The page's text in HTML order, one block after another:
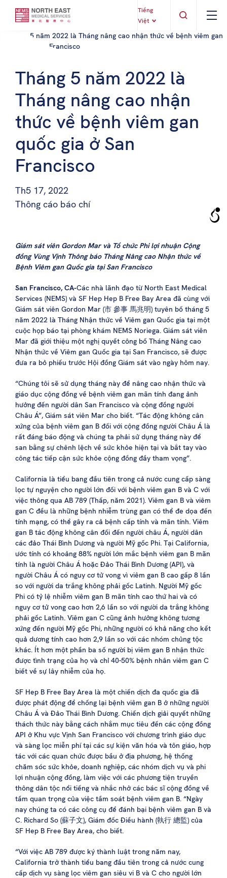
Tiếng
Việt
Tháng 5 năm 2022 là
Tháng nâng cao nhận
thức về bệnh viêm gan
quốc gia ở San
Francisco
Th5 17, 2022
Thông cáo báo chí
Giám sát viên Gordon Mar và Tổ chức Phi lợi nhuận Cộng
đồng Vùng Vịnh Thông báo Tháng Nâng cao Nhận thức về
Bệnh Viêm gan Quốc gia tại San Francisco
San Francisco, CA-Các nhà lãnh đạo từ North East Medical
Services (NEMS) và SF Hep Hep B Free Bay Area đã cùng với
Giám sát viên Gordon Mar (市 參事 馬兆明) tuyên bố tháng 5
năm 2022 là Tháng Nhận thức về Viêm gan Quốc gia tại một
cuộc họp báo tại phòng khám NEMS Noriega. Giám sát viên
Mar đã giới thiệu một nghị quyết công bố Tháng Nâng cao
Nhận thức về Viêm gan Quốc gia tại San Francisco, sẽ được
đưa ra bỏ phiếu trước Hội đồng Giám sát vào ngày hôm nay.
“Chúng tôi sẽ sử dụng tháng này để nâng cao nhận thức và
giáo dục cộng đồng về bệnh viêm gan mãn tính đang ảnh
hưởng đến người dân San Francisco và cộng đồng người
Châu Á”, Giám sát viên Mar cho biết. “Tác động không cân
xứng của bệnh viêm gan B đối với cộng đồng người Châu Á là
rất đáng báo động và chúng ta phải sử dụng tháng này để
san bằng sự chênh lệch về sức khỏe hiện tại và bắt tay vào
công tác tiếp cận sức khỏe cộng đồng đầy tham vọng”.
California là tiểu bang đầu tiên trong cả nước cung cấp sàng
lọc tự nguyện cho người lớn đối với bệnh viêm gan B và C với
việc thông qua AB 789 (Thấp, năm 2021). Viêm gan B và viêm
gan C đều là những bệnh nhiễm trùng gan có thể đe dọa đến
tính mạng, có thể gây ra cả bệnh cấp tính và mãn tính. Viêm
gan B tác động không cân đối đến người châu Á, người dân
các đảo Thái Bình Dương và người Mỹ gốc Phi. Tại California,
ước tính có khoảng 88% người lớn mắc bệnh viêm gan B mãn
tính là người Châu Á hoặc Đảo Thái Bình Dương (API), và
người Châu Á có nguy cơ tử vong vì viêm gan B cao gấp 8 lần
so với người da trắng không phải gốc Latinh. Người Mỹ gốc
Phi có tỷ lệ nhiễm viêm gan B mãn tính cao thứ hai và có
nguy cơ tử vong cao hơn 2,6 lần so với người da trắng không
phải gốc Latinh. Viêm gan C cũng ảnh hưởng không tương
xứng đến người Mỹ gốc Phi, những người có khả năng cho kết
quả dương tính cao hơn 2,9 lần so với các nhóm chủng tộc
khác. Ít hơn một phần ba số người bị viêm gan B nhận thức
được tình trạng của họ và chỉ 40-50% bệnh nhân viêm gan C
biết về sự lây nhiễm của họ.
SF Hep B Free Bay Area là một chiến dịch đa quốc gia đã
được phát động để chống lại bệnh viêm gan B ở những người
Châu Á và Đảo Thái Bình Dương. Chiến dịch giải quyết những
thách thức này bằng cách nhắm mục tiêu đến các cộng đồng
API ở Khu vực Vịnh San Francisco với chương trình giáo dục
và sàng lọc miễn phí tại các sự kiện văn hóa và tôn giáo, hợp
tác với các quan chức được bầu ở địa phương, hệ thống
chăm sóc sức khỏe, doanh nghiệp, các nhóm dịch vụ và phi
lợi nhuận cộng đồng, làm việc với các phương tiện truyền
thông dân tộc nổi tiếng và nhắc nhở các bác sĩ cộng đồng về
tầm quan trọng của việc tầm soát bệnh viêm gan B. “Ngày
nay chúng ta có các công cụ để đánh bại bệnh viêm gan B và
C. Richard So (蘇子文), Giám đốc Điều hành (執行 總監) của
SF Hep B Free Bay Area, cho biết.
“Với việc AB 789 được ký thành luật trong năm nay,
California trở thành tiểu bang đầu tiên trong cả nước cung
cấp dịch vụ sàng lọc viêm gan siêu vi B và C cho người lớn